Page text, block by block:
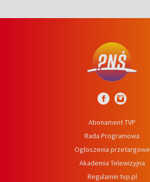
Abonament TVP
Rada Programowa
Ogłoszenia przetargowe
Akademia Telewizyjna
Regulamin tvp.pl